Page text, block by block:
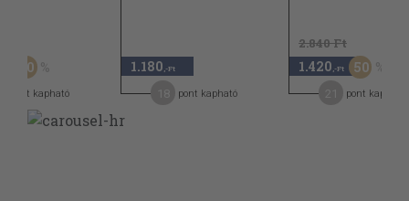
30
pont kapható
1.180 ,-Ft
pont kapható
2.840 Ft
1.420 ,-Ft 50
pont kapható